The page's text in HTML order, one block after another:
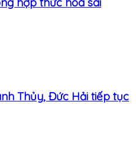
Thủy, Đức Hải tiếp tục